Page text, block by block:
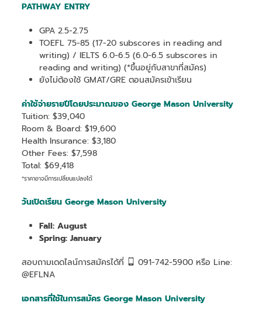
PATHWAY ENTRY
GPA 2.5-2.75
TOEFL 75-85 (17-20 subscores in reading and
writing) / IELTS 6.0-6.5 (6.0-6.5 subscores in
reading and writing) (*ขึ้นอยู่กับสาขาที่สมัคร)
ยังไม่ต้องใช้ GMAT/GRE ตอนสมัครเข้าเรียน
ค่าใช้จ่ายรายปีโดยประมาณของ George Mason University
Tuition: $39,040
Room & Board: $19,600
Health Insurance: $3,180
Other Fees: $7,598
Total: $69,418
*ราคาอาจมีการเปลี่ยนแปลงได้
วันเปิดเรียน George Mason University
Fall: August
Spring: January
สอบถามเดดไลน์การสมัครได้ที่
091-742-5900 หรือ Line:
@EFLNA
เอกสารที่ใช้ในการสมัคร George Mason University